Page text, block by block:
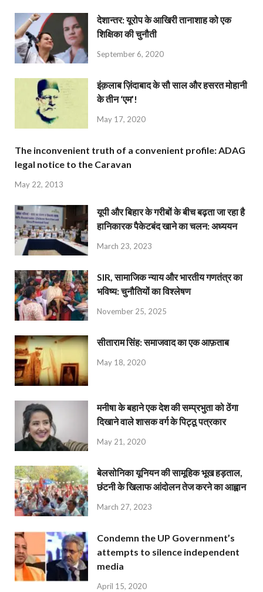
देशान्‍तर: यूरोप के आखिरी तानाशाह को एक
शिक्षिका की चुनौती
September 6, 2020
इंक़लाब ज़िंदाबाद के सौ साल और हसरत मोहानी
के तीन ‘एम’!
May 17, 2020
The inconvenient truth of a convenient profile: ADAG
legal notice to the Caravan
May 22, 2013
यूपी और बिहार के गरीबों के बीच बढ़ता जा रहा है
हानिकारक पैकेटबंद खाने का चलन: अध्ययन
March 23, 2023
SIR, सामाजिक न्याय और भारतीय गणतंत्र का
भविष्य: चुनौतियों का विश्लेषण
November 25, 2025
सीताराम सिंह: समाजवाद का एक आफ़ताब
May 18, 2020
मनीषा के बहाने एक देश की सम्प्रभुता को ठेंगा
दिखाने वाले शासक वर्ग के पिट्ठू पत्रकार
May 21, 2020
बेलसोनिका यूनियन की सामूहिक भूख हड़ताल,
छंटनी के खिलाफ आंदोलन तेज करने का आह्वान
March 27, 2023
Condemn the UP Government’s
attempts to silence independent
media
April 15, 2020